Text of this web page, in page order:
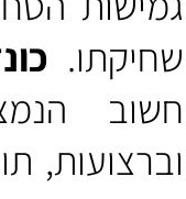
שחיקתו.
חשוב
וברצועות,